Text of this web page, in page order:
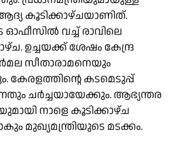
കൂടിക്കാഴ്ചയാണിത്.
ഓഫീസിൽ വച്ച് രാവിലെ
ഉച്ചയക്ക് ശേഷം കേന്ദ്ര
സീതാരാമനെയും
കേരളത്തിന്റെ കടമെടുപ്പ്
ചർച്ചയായേക്കും. ആഭ്യന്തര
നാളെ കൂടിക്കാഴ്ച
മുഖ്യമന്ത്രിയുടെ മടക്കം.